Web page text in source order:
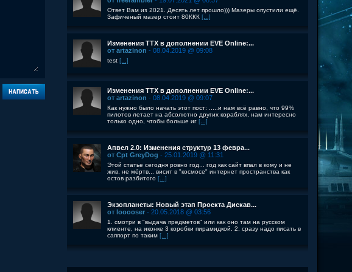
Ответ Вам из 2021. Десять лет прошло))) Мазеры опустили ещё.
Зафиченый мазер стоит 80ККК [...]
Изменения ТТХ в дополнении EVE Online:...
от artazinon - 08.04.2019 @ 09:08
test [...]
Изменения ТТХ в дополнении EVE Online:...
от artazinon - 08.04.2019 @ 09:07
Как нужно было начать этот пост: .....и нам всё равно, что 99%
пилотов летает на абсолютно других кораблях, нам интересно
только одно, чтобы больше иг [...]
Апвел 2.0: Изменения структур 13 февра...
от Cpt GreyDog - 25.01.2019 @ 11:31
Этой статье сегодня ровно год... год как сайт впал в кому и не
жив, не мёртв... висит в "космосе" интернет пространства как
остов разбитого [...]
Экзопланеты: Новый этап Проекта Дискав...
от looooser - 20.05.2018 @ 03:56
1. смотри в "выдача предметов" или как оно там на русском
клиенте, на иконке 3 коробки пирамидкой. 2. сразу надо писать в
саппорт по таким [...]